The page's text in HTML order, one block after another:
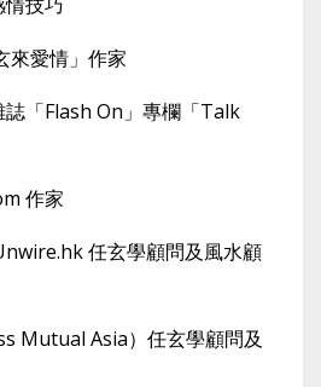
來愛情」作家
「Flash On」專欄「Talk
作家
任玄學顧問及風水顧
Mutual Asia）任玄學顧問及